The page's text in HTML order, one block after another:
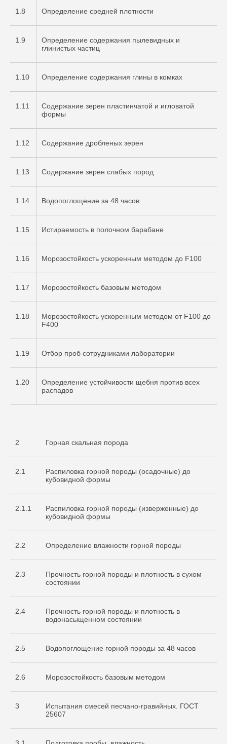
1.8 Определение средней плотности
1.9
Определение содержания пылевидных и
глинистых частиц
1.10 Определение содержания глины в комках
1.11
Содержание зерен пластинчатой и игловатой
формы
1.12 Содержание дробленых зерен
1.13 Содержание зерен слабых пород
1.14 Водопоглощение за 48 часов
1.15 Истираемость в полочном барабане
1.16 Морозостойкость ускоренным методом до F100
1.17 Морозостойкость базовым методом
1.18
Морозостойкость ускоренным методом от F100 до
F400
1.19 Отбор проб сотрудниками лаборатории
1.20
Определение устойчивости щебня против всех
распадов
2 Горная скальная порода
2.1
Распиловка горной породы (осадочные) до
кубовидной формы
2.1.1
Распиловка горной породы (изверженные) до
кубовидной формы
2.2 Определение влажности горной породы
2.3
Прочность горной породы и плотность в сухом
состоянии
2.4
Прочность горной породы и плотность в
водонасыщенном состоянии
2.5 Водопоглощение горной породы за 48 часов
2.6 Морозостойкость базовым методом
3
Испытания смесей песчано-гравийных. ГОСТ
25607